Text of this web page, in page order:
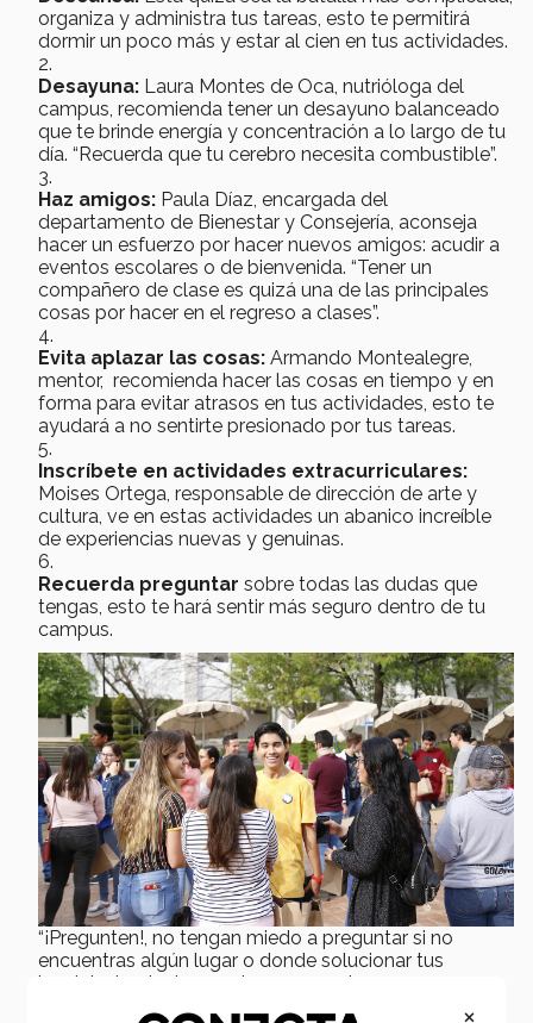
organiza y administra tus tareas, esto te permitirá
dormir un poco más y estar al cien en tus actividades.
Desayuna: Laura Montes de Oca, nutrióloga del
campus, recomienda tener un desayuno balanceado
que te brinde energía y concentración a lo largo de tu
día. “Recuerda que tu cerebro necesita combustible”.
Haz amigos: Paula Díaz, encargada del
departamento de Bienestar y Consejería, aconseja
hacer un esfuerzo por hacer nuevos amigos: acudir a
eventos escolares o de bienvenida. “Tener un
compañero de clase es quizá una de las principales
cosas por hacer en el regreso a clases”.
Evita aplazar las cosas: Armando Montealegre,
mentor, recomienda hacer las cosas en tiempo y en
forma para evitar atrasos en tus actividades, esto te
ayudará a no sentirte presionado por tus tareas.
Inscríbete en actividades extracurriculares:
Moises Ortega, responsable de dirección de arte y
cultura, ve en estas actividades un abanico increíble
de experiencias nuevas y genuinas.
Recuerda preguntar sobre todas las dudas que
tengas, esto te hará sentir más seguro dentro de tu
campus.
“¡Pregunten!, no tengan miedo a preguntar si no
encuentras algún lugar o donde solucionar tus
inquietudes, todos en el campus estamos para
×